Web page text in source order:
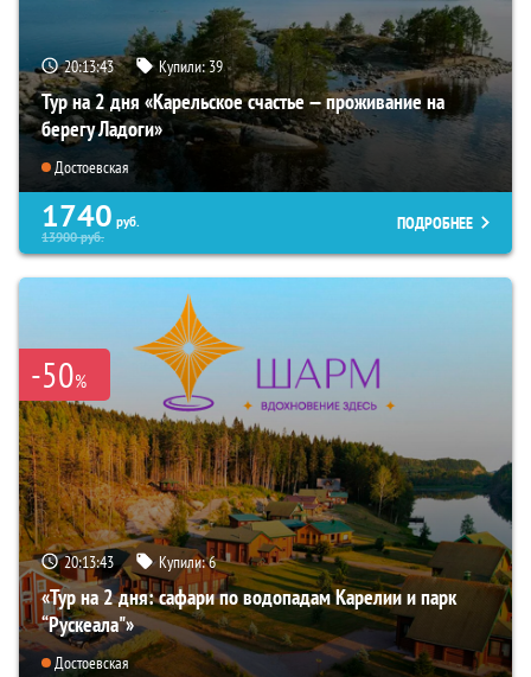
20:13:42 Купили:39
Тур на 2 дня «Карельское счастье — проживание на
берегу Ладоги»
Достоевская
1740 руб.
13900руб.
ПОДРОБНЕЕ
-50%
20:13:42 Купили:6
«Тур на 2 дня: сафари по водопадам Карелии и парк
“Рускеала"»
Достоевская